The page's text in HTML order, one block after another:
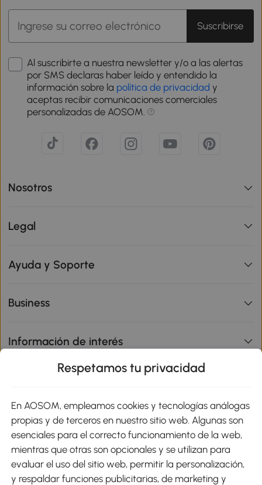
Suscribirse
Al suscribirte a nuestra newsletter y/o a las alertas
por SMS declaras haber leído y entendido la
información sobre la política de privacidad y
aceptas recibir comunicaciones comerciales
personalizadas de AOSOM.
Nosotros
Legal
Ayuda y Soporte
Business
Información de interés
Métodos de Pago
Respetamos tu privacidad
En AOSOM, empleamos cookies y tecnologías análogas
propias y de terceros en nuestro sitio web. Algunas son
esenciales para el correcto funcionamiento de la web,
mientras que otras son opcionales y se utilizan para
evaluar el uso del sitio web, permitir la personalización,
y respaldar funciones publicitarias, de marketing y